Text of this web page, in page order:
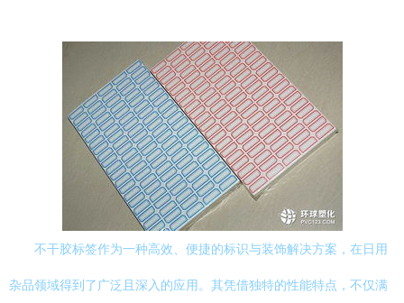
不干胶标签作为一种高效、便捷的标识与装饰解决方案，在日用
杂品领域得到了广泛且深入的应用。其凭借独特的性能特点，不仅满